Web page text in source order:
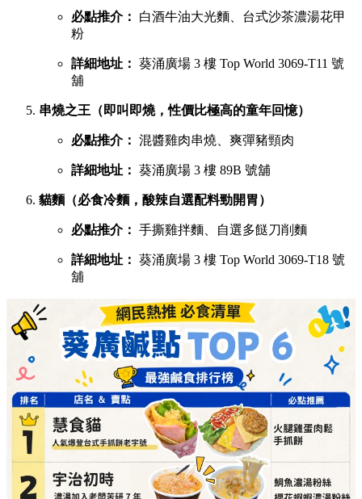
必點推介：
白酒牛油大光麵、台式沙茶濃湯花甲
粉
詳細地址： 葵涌廣場 3 樓 Top World 3069-T11 號
舖
串燒之王（即叫即燒，性價比極高的童年回憶）
必點推介： 混醬雞肉串燒、爽彈豬頸肉
詳細地址： 葵涌廣場 3 樓 89B 號舖
貓麵（必食冷麵，酸辣自選配料勁開胃）
必點推介： 手撕雞拌麵、自選多餸刀削麵
詳細地址： 葵涌廣場 3 樓 Top World 3069-T18 號
舖